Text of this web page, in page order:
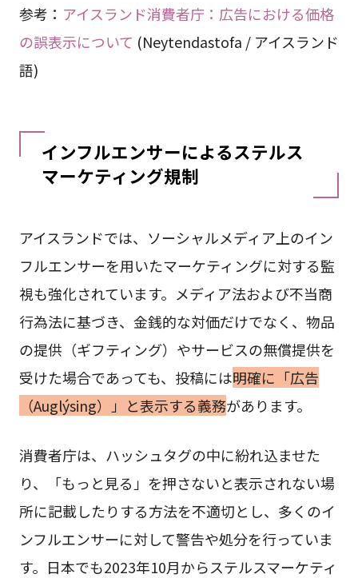
参考： アイスランド消費者庁：広告における価格
の誤表示について (Neytendastofa / アイスランド
語)
インフルエンサーによるステルス
マーケティング規制
アイスランドでは、ソーシャルメディア上のイン
フルエンサーを用いたマーケティングに対する監
視も強化されています。メディア法および不当商
行為法に基づき、金銭的な対価だけでなく、物品
の提供（ギフティング）やサービスの無償提供を
受けた場合であっても、投稿には明確に「広告
（Auglýsing）」と表示する義務があります。
消費者庁は、ハッシュタグの中に紛れ込ませた
り、「もっと見る」を押さないと表示されない場
所に記載したりする方法を不適切とし、多くのイ
ンフルエンサーに対して警告や処分を行っていま
す。日本でも2023年10月からステルスマーケティ